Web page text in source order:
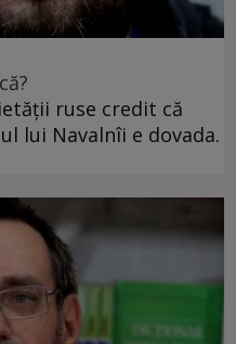
ruse credit că
lui Navalnîi e dovada.